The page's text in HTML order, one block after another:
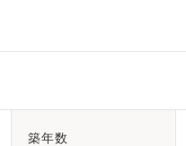
築年数